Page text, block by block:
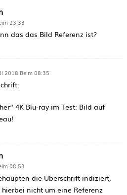
23:33
das das Bild Referenz ist?
2018 Beim 08:35
4K Blu-ray im Test: Bild auf
08:53
die Überschrift indiziert,
nicht um eine Referenz